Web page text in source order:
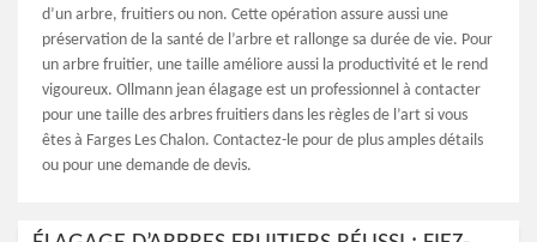
d’un arbre, fruitiers ou non. Cette opération assure aussi une
préservation de la santé de l’arbre et rallonge sa durée de vie. Pour
un arbre fruitier, une taille améliore aussi la productivité et le rend
vigoureux. Ollmann jean élagage est un professionnel à contacter
pour une taille des arbres fruitiers dans les règles de l’art si vous
êtes à Farges Les Chalon. Contactez-le pour de plus amples détails
ou pour une demande de devis.